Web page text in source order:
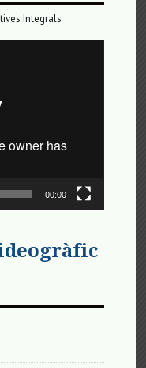
Integrals
00:00